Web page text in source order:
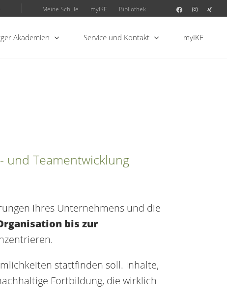
Meine Schule myIKE Bibliothek
Akademien Service und Kontakt myIKE
und Teamentwicklung
Ihres Unternehmens und die
bis zur
stattfinden soll. Inhalte,
Fortbildung, die wirklich